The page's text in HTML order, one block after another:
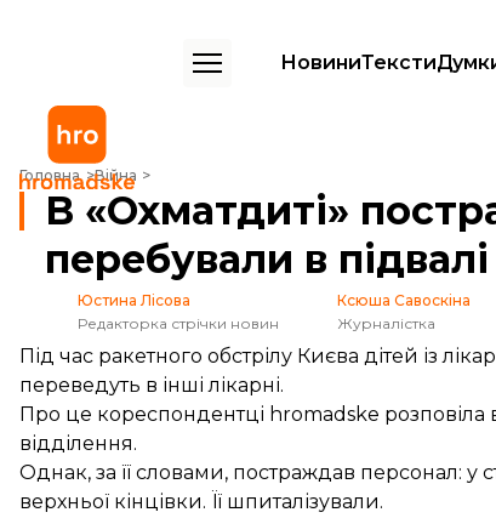
НовиниТексти
Головна Війна
В «Охматдиті» постраждав персонал. Усі діти перебували в
В «Охматдиті»
перебували в
Юстина Лісова
Редакторка стрічки новин
Ксюша Савоскіна
Журналістка
Під час ракетного обстрілу Києва дітей із
переведуть в інші лікарні.
Про це кореспондентці hromadske розповіла
відділення.
Однак, за її словами, постраждав персонал:
верхньої кінцівки. Її шпиталізували.